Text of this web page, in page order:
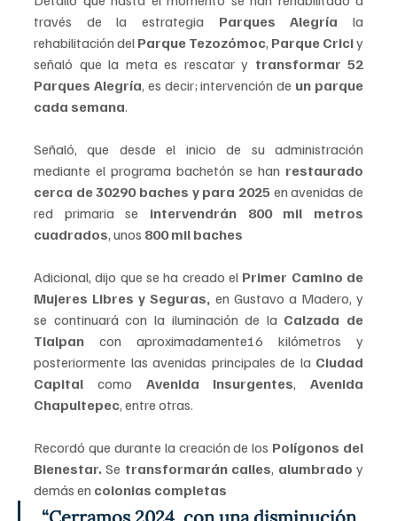
través de la estrategia Parques Alegría la
rehabilitación del Parque Tezozómoc, Parque Crici y
señaló que la meta es rescatar y transformar 52
Parques Alegría, es decir; intervención de un parque
cada semana.
Señaló, que desde el inicio de su administración
mediante el programa bachetón se han restaurado
cerca de 30290 baches y para 2025 en avenidas de
red primaria se intervendrán 800 mil metros
cuadrados, unos 800 mil baches
Adicional, dijo que se ha creado el Primer Camino de
Mujeres Libres y Seguras, en Gustavo a Madero, y
se continuará con la iluminación de la Calzada de
Tlalpan con aproximadamente16 kilómetros y
posteriormente las avenidas principales de la Ciudad
Capital como Avenida Insurgentes, Avenida
Chapultepec, entre otras.
Recordó que durante la creación de los Polígonos del
Bienestar. Se transformarán calles, alumbrado y
demás en colonias completas